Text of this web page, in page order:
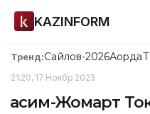
KAZINFORM
Тренд:Сайлов-2026Ақорда
21:20, 17 Ноябр 2023
Қасим-Жомарт